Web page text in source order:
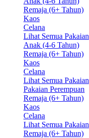
Remaja (6+ Tahun)
Kaos
Celana
Lihat Semua Pakaian
Anak (4-6 Tahun)
Remaja (6+ Tahun)
Kaos
Celana
Lihat Semua Pakaian
Pakaian Perempuan
Remaja (6+ Tahun)
Kaos
Celana
Lihat Semua Pakaian
Remaja (6+ Tahun)